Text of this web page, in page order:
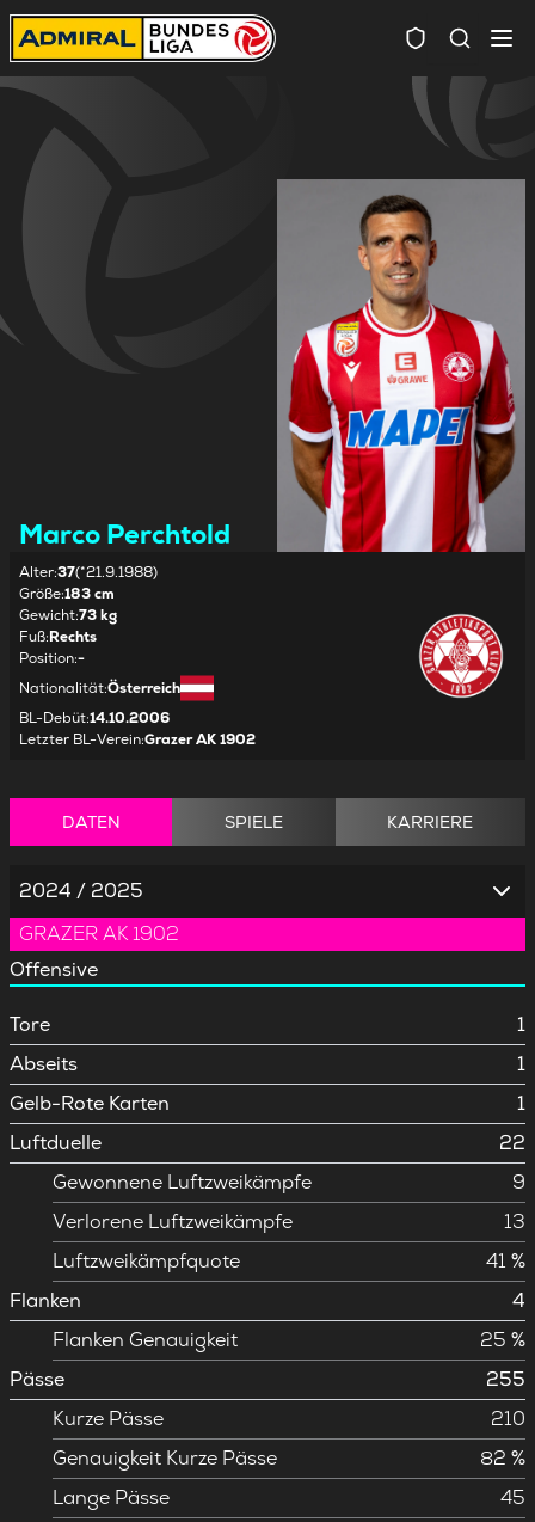
Marco Perchtold
Alter:37(*21.9.1988)
Größe:183 cm
Gewicht:73 kg
Fuß:Rechts
Position:-
Nationalität:Österreich
BL-Debüt:14.10.2006
Letzter BL-Verein:Grazer AK 1902
DATEN SPIELE KARRIERE
2024 / 2025
GRAZER AK 1902
Offensive
Tore
1
Abseits
1
Gelb-Rote Karten
1
Luftduelle
22
Gewonnene Luftzweikämpfe
9
Verlorene Luftzweikämpfe
13
Luftzweikämpfquote
41 %
Flanken
4
Flanken Genauigkeit
25 %
Pässe
255
Kurze Pässe
210
Genauigkeit Kurze Pässe
82 %
Lange Pässe
45